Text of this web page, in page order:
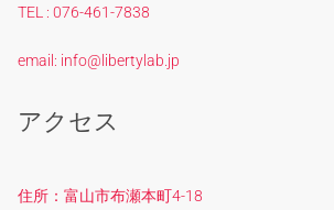
TEL : 076-461-7838
email: info@libertylab.jp
アクセス
住所：富山市布瀬本町4-18